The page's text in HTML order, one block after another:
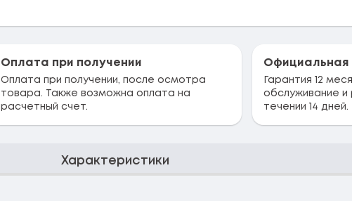
Оплата при получении
Оплата при получении, после осмотра
товара. Также возможна оплата на
расчетный счет.
Официальная
Гарантия 12
обслуживание и
течении 14 дней.
Характеристики